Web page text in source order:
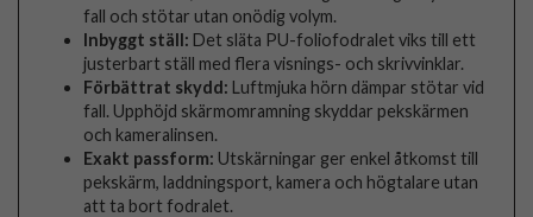
fall och stötar utan onödig volym.
Inbyggt ställ: Det släta PU-foliofodralet viks till ett
justerbart ställ med flera visnings- och skrivvinklar.
Förbättrat skydd: Luftmjuka hörn dämpar stötar vid
fall. Upphöjd skärmomramning skyddar pekskärmen
och kameralinsen.
Exakt passform: Utskärningar ger enkel åtkomst till
pekskärm, laddningsport, kamera och högtalare utan
att ta bort fodralet.